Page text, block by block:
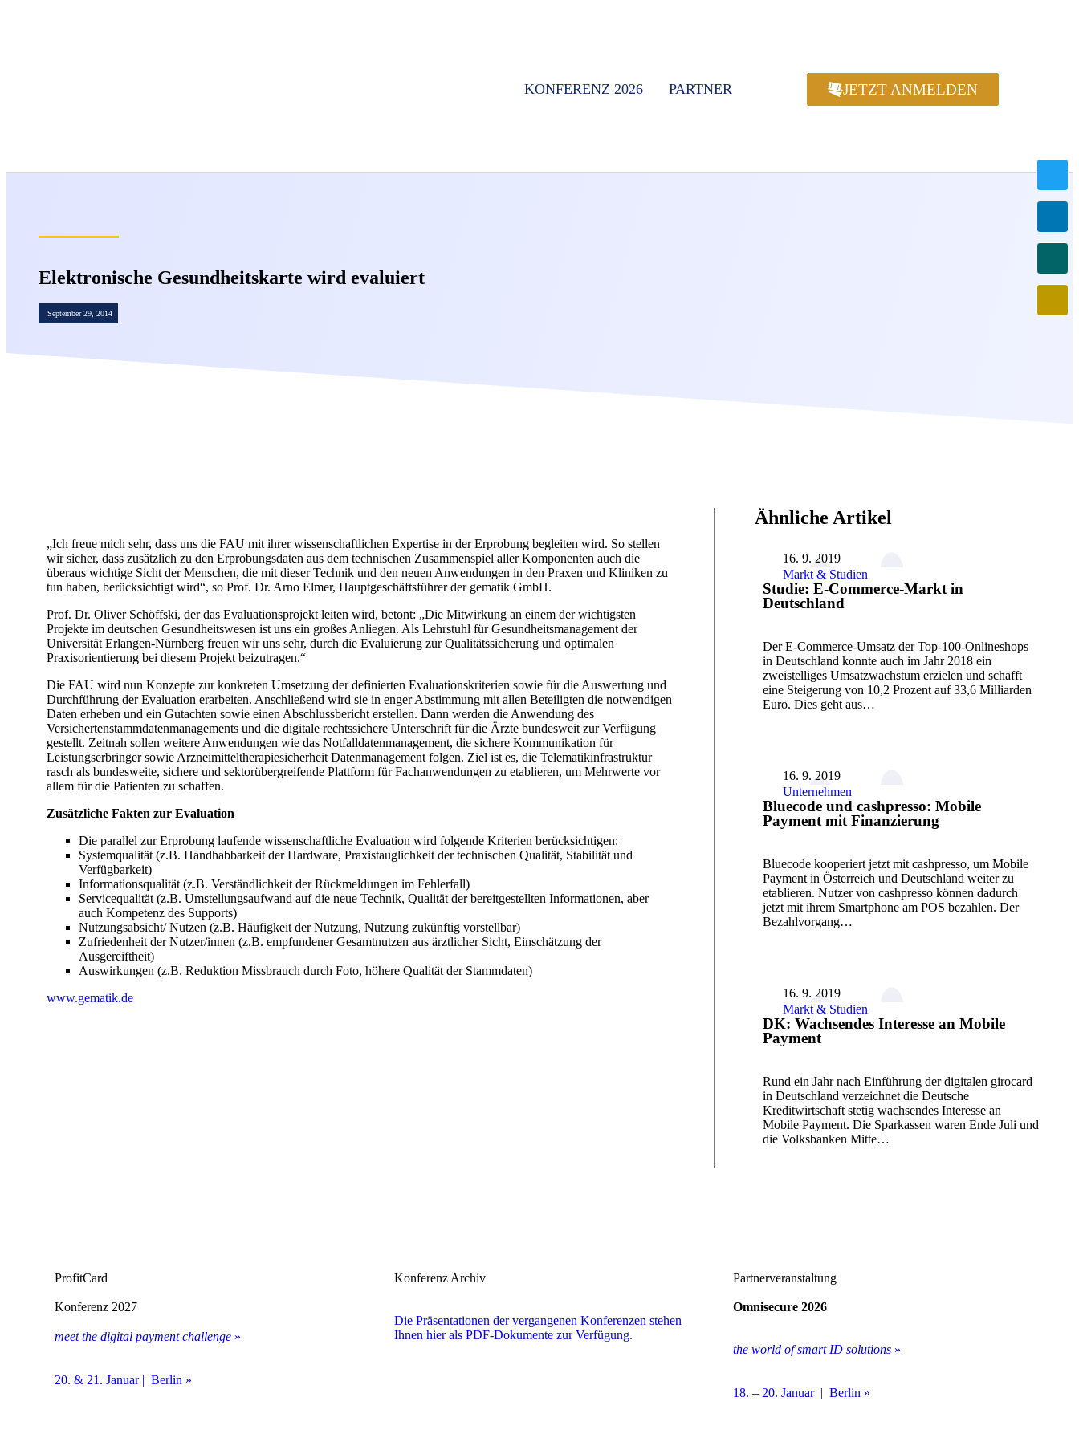
KONFERENZ 2026 PARTNER JETZT ANMELDEN
Elektronische Gesundheitskarte wird evaluiert
September 29, 2014
„Ich freue mich sehr, dass uns die FAU mit ihrer wissenschaftlichen Expertise in der Erprobung begleiten wird. So stellen
wir sicher, dass zusätzlich zu den Erprobungsdaten aus dem technischen Zusammenspiel aller Komponenten auch die
überaus wichtige Sicht der Menschen, die mit dieser Technik und den neuen Anwendungen in den Praxen und Kliniken zu
tun haben, berücksichtigt wird“, so Prof. Dr. Arno Elmer, Hauptgeschäftsführer der gematik GmbH.
Prof. Dr. Oliver Schöffski, der das Evaluationsprojekt leiten wird, betont: „Die Mitwirkung an einem der wichtigsten
Projekte im deutschen Gesundheitswesen ist uns ein großes Anliegen. Als Lehrstuhl für Gesundheitsmanagement der
Universität Erlangen-Nürnberg freuen wir uns sehr, durch die Evaluierung zur Qualitätssicherung und optimalen
Praxisorientierung bei diesem Projekt beizutragen.“
Die FAU wird nun Konzepte zur konkreten Umsetzung der definierten Evaluationskriterien sowie für die Auswertung und
Durchführung der Evaluation erarbeiten. Anschließend wird sie in enger Abstimmung mit allen Beteiligten die notwendigen
Daten erheben und ein Gutachten sowie einen Abschlussbericht erstellen. Dann werden die Anwendung des
Versichertenstammdatenmanagements und die digitale rechtssichere Unterschrift für die Ärzte bundesweit zur Verfügung
gestellt. Zeitnah sollen weitere Anwendungen wie das Notfalldatenmanagement, die sichere Kommunikation für
Leistungserbringer sowie Arzneimitteltherapiesicherheit Datenmanagement folgen. Ziel ist es, die Telematikinfrastruktur
rasch als bundesweite, sichere und sektorübergreifende Plattform für Fachanwendungen zu etablieren, um Mehrwerte vor
allem für die Patienten zu schaffen.
Zusätzliche Fakten zur Evaluation
Die parallel zur Erprobung laufende wissenschaftliche Evaluation wird folgende Kriterien berücksichtigen:
Systemqualität (z.B. Handhabbarkeit der Hardware, Praxistauglichkeit der technischen Qualität, Stabilität und
Verfügbarkeit)
Informationsqualität (z.B. Verständlichkeit der Rückmeldungen im Fehlerfall)
Servicequalität (z.B. Umstellungsaufwand auf die neue Technik, Qualität der bereitgestellten Informationen, aber
auch Kompetenz des Supports)
Nutzungsabsicht/ Nutzen (z.B. Häufigkeit der Nutzung, Nutzung zukünftig vorstellbar)
Zufriedenheit der Nutzer/innen (z.B. empfundener Gesamtnutzen aus ärztlicher Sicht, Einschätzung der
Ausgereiftheit)
Auswirkungen (z.B. Reduktion Missbrauch durch Foto, höhere Qualität der Stammdaten)
www.gematik.de
Ähnliche Artikel
16. 9. 2019
Markt & Studien
Studie: E-Commerce-Markt in
Deutschland
Der E-Commerce-Umsatz der Top-100-Onlineshops
in Deutschland konnte auch im Jahr 2018 ein
zweistelliges Umsatzwachstum erzielen und schafft
eine Steigerung von 10,2 Prozent auf 33,6 Milliarden
Euro. Dies geht aus…
16. 9. 2019
Unternehmen
Bluecode und cashpresso: Mobile
Payment mit Finanzierung
Bluecode kooperiert jetzt mit cashpresso, um Mobile
Payment in Österreich und Deutschland weiter zu
etablieren. Nutzer von cashpresso können dadurch
jetzt mit ihrem Smartphone am POS bezahlen. Der
Bezahlvorgang…
16. 9. 2019
Markt & Studien
DK: Wachsendes Interesse an Mobile
Payment
Rund ein Jahr nach Einführung der digitalen girocard
in Deutschland verzeichnet die Deutsche
Kreditwirtschaft stetig wachsendes Interesse an
Mobile Payment. Die Sparkassen waren Ende Juli und
die Volksbanken Mitte…
ProfitCard
Konferenz 2027
meet the digital payment challenge »
20. & 21. Januar | Berlin »
Konferenz Archiv
Die Präsentationen der vergangenen Konferenzen stehen
Ihnen hier als PDF-Dokumente zur Verfügung.
Partnerveranstaltung
Omnisecure 2026
the world of smart ID solutions »
18. – 20. Januar | Berlin »